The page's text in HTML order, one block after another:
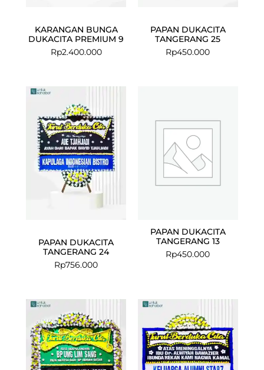
KARANGAN BUNGA
DUKACITA PREMIUM 9
Rp2.400.000
PAPAN DUKACITA
TANGERANG 25
Rp450.000
PAPAN DUKACITA
TANGERANG 24
Rp756.000
PAPAN DUKACITA
TANGERANG 13
Rp450.000